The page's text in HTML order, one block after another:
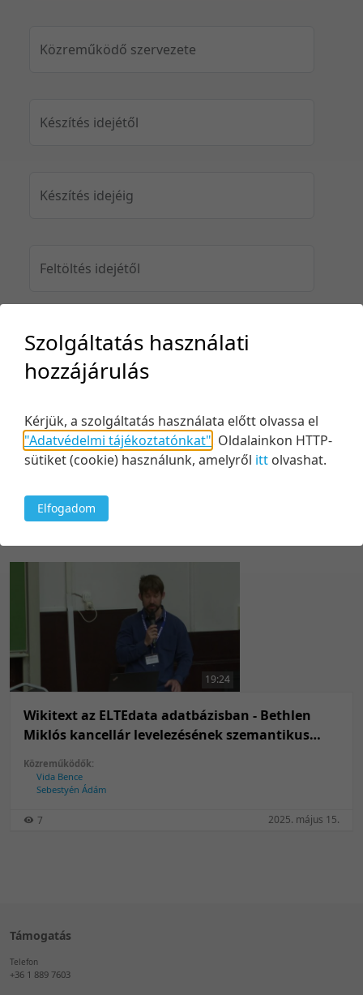
Közreműködő szervezete
Készítés idejétől
Készítés idejéig
Feltöltés idejétől
Feltöltés idejéig
Keresés
Relevancia szerint
Kezdés/felvétel dátuma szerint
Feltöltés dátuma szerint
Utolsó módosítás szerint
Utolsó módosítás szerint
5 tétel/oldal
10 tétel/oldal
20 tétel/oldal
50 tétel/oldal
100 tétel/oldal
19:24
Wikitext az ELTEdata adatbázisban - Bethlen
Miklós kancellár levelezésének szemantikus
Közreműködők:
Vida Bence
Sebestyén Ádám
7 2025. május 15.
Támogatás
Telefon
+36 1 889 7603
Szolgáltatás használati
hozzájárulás
Kérjük, a szolgáltatás használata előtt olvassa el
"Adatvédelmi tájékoztatónkat" Oldalainkon HTTP-
sütiket (cookie) használunk, amelyről itt olvashat.
Elfogadom